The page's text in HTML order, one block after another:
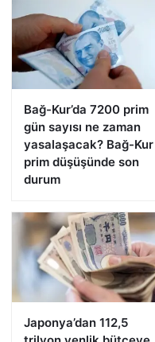
Bağ-Kur’da 7200 prim
gün sayısı ne zaman
yasalaşacak? Bağ-Kur
prim düşüşünde son
durum
Japonya’dan 112,5